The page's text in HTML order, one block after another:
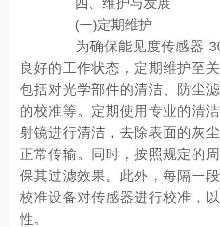
四、维护与发展
(一)定期维护
为确保能见度传感器
良好的工作状态，定期维护至
包括对光学部件的清洁、防尘
的校准等。定期使用专业的清
射镜进行清洁，去除表面的灰
正常传输。同时，按照规定的
保其过滤效果。此外，每隔一
校准设备对传感器进行校准，
性。